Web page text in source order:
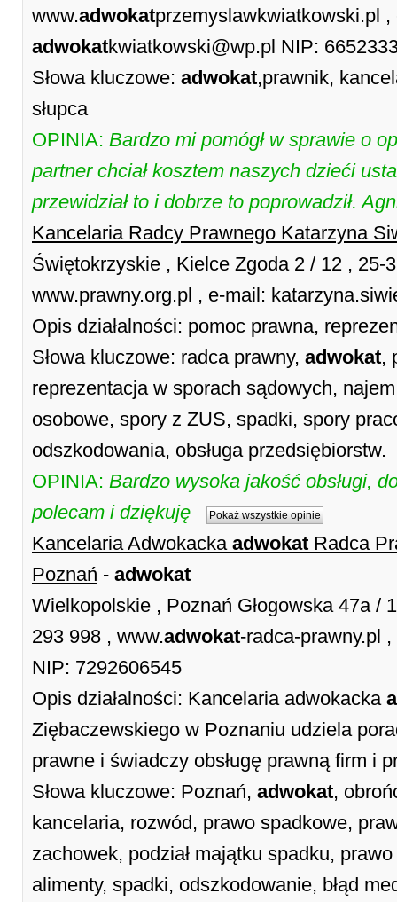
www.adwokatprzemyslawkwiatkowski.pl ,
adwokatkwiatkowski@wp.pl NIP:
Słowa kluczowe: adwokat,prawnik,
słupca
OPINIA: Bardzo mi pomógł w sprawie o
partner chciał kosztem naszych dzieći
przewidział to i dobrze to poprowadził.
Kancelaria Radcy Prawnego Katarzyna
Świętokrzyskie , Kielce Zgoda 2 / 12 , 25-
www.prawny.org.pl , e-mail:
Opis działalności: pomoc prawna,
Słowa kluczowe: radca prawny, adwokat,
reprezentacja w sporach sądowych,
osobowe, spory z ZUS, spadki, spory
odszkodowania, obsługa przedsiębiorstw.
OPINIA: Bardzo wysoka jakość obsługi,
polecam i dziękuję
Pokaż wszystkie opinie
Kancelaria Adwokacka adwokat Radca
Poznań - adwokat
Wielkopolskie , Poznań Głogowska 47a /
293 998 , www.adwokat-radca-prawny.pl
NIP: 7292606545
Opis działalności: Kancelaria adwokacka
Ziębaczewskiego w Poznaniu udziela
prawne i świadczy obsługę prawną firm i
Słowa kluczowe: Poznań, adwokat,
kancelaria, rozwód, prawo spadkowe,
zachowek, podział majątku spadku,
alimenty, spadki, odszkodowanie, błąd